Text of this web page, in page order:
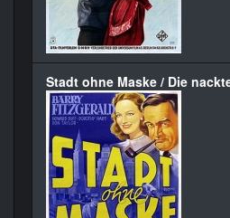
Stadt ohne Maske / Die